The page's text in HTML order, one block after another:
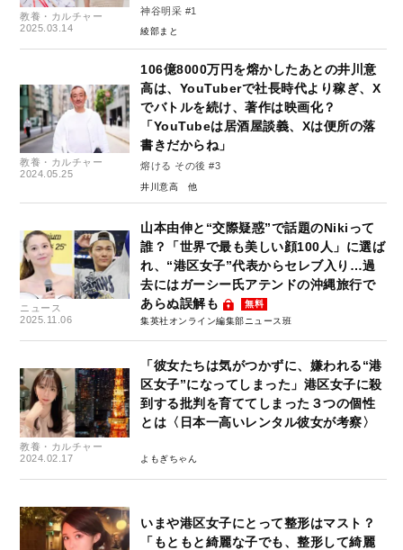
教養・カルチャー
2025.03.14
神谷明采 #1
綾部まと
教養・カルチャー
2024.05.25
106億8000万円を熔かしたあとの井川意
高は、YouTuberで社長時代より稼ぎ、X
でバトルを続け、著作は映画化？
「YouTubeは居酒屋談義、Xは便所の落
書きだからね」
熔ける その後 #3
井川意高
ニュース
2025.11.06
山本由伸と“交際疑惑”で話題のNikiって
誰？「世界で最も美しい顔100人」に選ば
れ、“港区女子”代表からセレブ入り…過
去にはガーシー氏アテンドの沖縄旅行で
あらぬ誤解も
無料
集英社オンライン編集部ニュース班
教養・カルチャー
2024.02.17
「彼女たちは気がつかずに、嫌われる“港
区女子”になってしまった」港区女子に殺
到する批判を育ててしまった３つの個性
とは〈日本一高いレンタル彼女が考察〉
よもぎちゃん
いまや港区女子にとって整形はマスト？
「もともと綺麗な子でも、整形して綺麗